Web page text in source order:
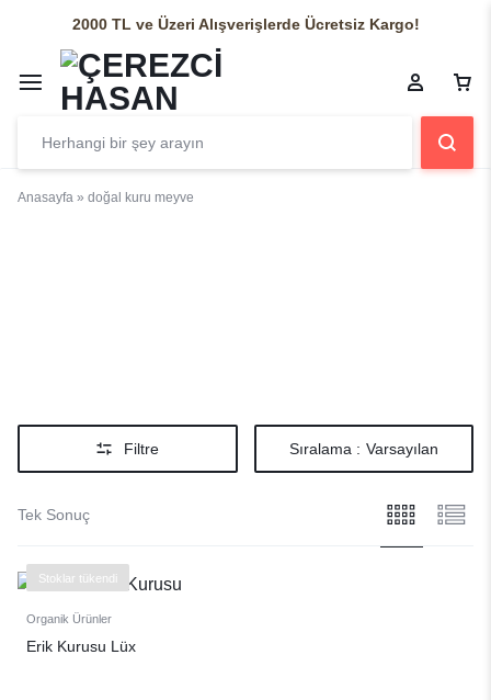
2000 TL ve Üzeri Alışverişlerde Ücretsiz Kargo!
Anasayfa » doğal kuru meyve
Filtre Sıralama : Varsayılan
Tek Sonuç
Stoklar tükendi
Organik Ürünler
Erik Kurusu Lüx